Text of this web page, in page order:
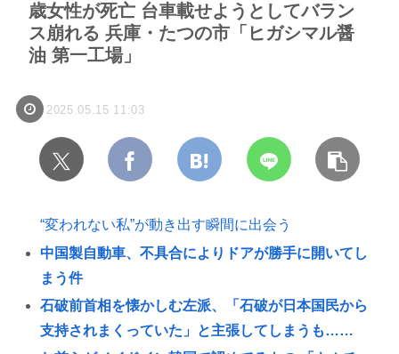
歳女性が死亡 台車載せようとしてバラン
ス崩れる 兵庫・たつの市「ヒガシマル醤
油 第一工場」
2025.05.15 11:03
“変われない私”が動き出す瞬間に出会う
中国製自動車、不具合によりドアが勝手に開いてし
まう件
石破前首相を懐かしむ左派、「石破が日本国民から
支持されまくっていた」と主張してしまうも……